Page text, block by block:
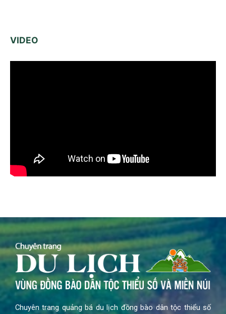
VIDEO
Chuyên trang quảng bá du lịch đồng bào dân tộc thiểu số